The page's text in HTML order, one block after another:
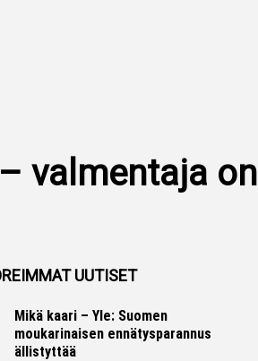
valmentaja on
UUTISET
Mikä kaari – Yle: Suomen
moukarinaisen ennätysparannus
ällistyttää